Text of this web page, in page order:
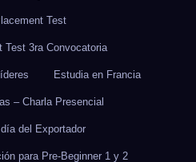
Test
Test 3ra Convocatoria
Estudia en Francia
– Charla Presencial
del Exportador
para Pre-Beginner 1 y 2